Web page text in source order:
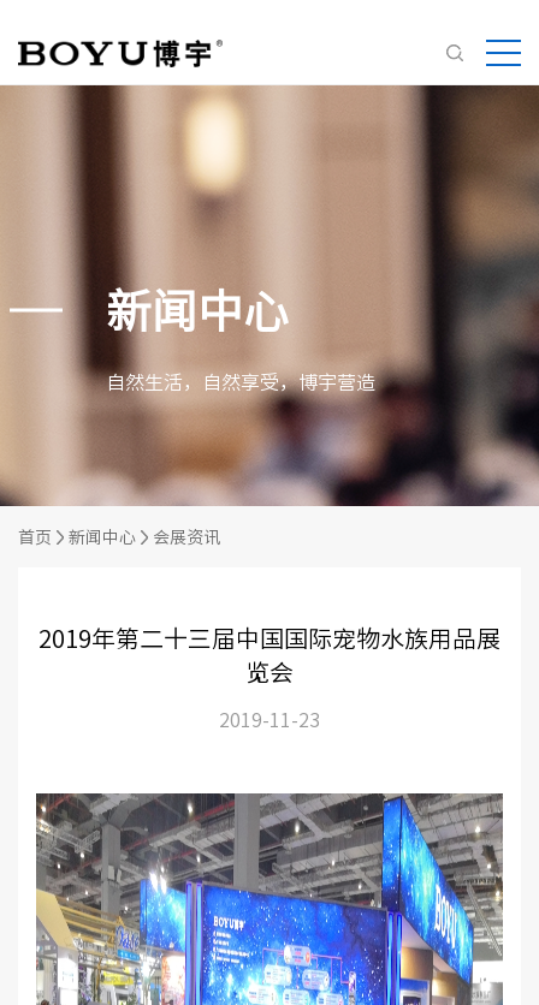
新闻中心
自然生活，自然享受，博宇营造
首页 新闻中心 会展资讯
2019年第二十三届中国国际宠物水族用品展
览会
2019-11-23